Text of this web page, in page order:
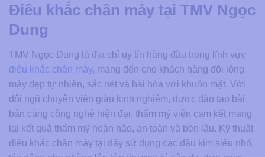
Điêu khắc chân mày tại TMV Ngọc
Dung
TMV Ngọc Dung là địa chỉ uy tín hàng đầu trong lĩnh vực
điêu khắc chân mày, mang đến cho khách hàng đôi lông
mày đẹp tự nhiên, sắc nét và hài hòa với khuôn mặt. Với
đội ngũ chuyên viên giàu kinh nghiệm, được đào tạo bài
bản cùng công nghệ hiện đại, thẩm mỹ viện cam kết mang
lại kết quả thẩm mỹ hoàn hảo, an toàn và bền lâu. Kỹ thuật
điêu khắc chân mày tại đây sử dụng các đầu kim siêu nhỏ,